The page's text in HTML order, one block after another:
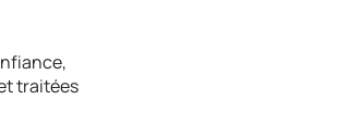
traitées